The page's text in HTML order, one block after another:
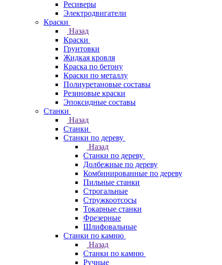
Ресиверы
Электродвигатели
Краски
Назад
Краски
Грунтовки
Жидкая кровля
Краска по бетону
Краски по металлу
Полиуретановые составы
Резиновые краски
Эпоксидные составы
Станки
Назад
Станки
Станки по дереву
Назад
Станки по дереву
Долбежные по дереву
Комбинированные по дереву
Пильные станки
Строгальные
Стружкоотсосы
Токарные станки
Фрезерные
Шлифовальные
Станки по камню
Назад
Станки по камню
Ручные